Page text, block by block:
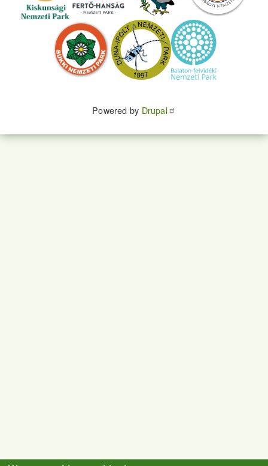
Powered by Drupal